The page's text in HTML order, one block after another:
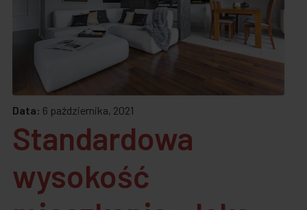
Data: 6 października, 2021
Standardowa
wysokość